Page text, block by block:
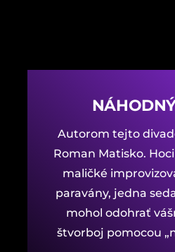
Autorom tejto
Roman Matisko.
maličké
paravány, jedna
mohol odohrať
štvorboj pomocou